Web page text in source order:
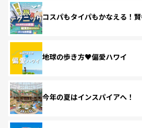
コスパもタイパもかなえる！
地球の歩き方♥偏愛ハワイ
今年の夏はインスパイアへ！